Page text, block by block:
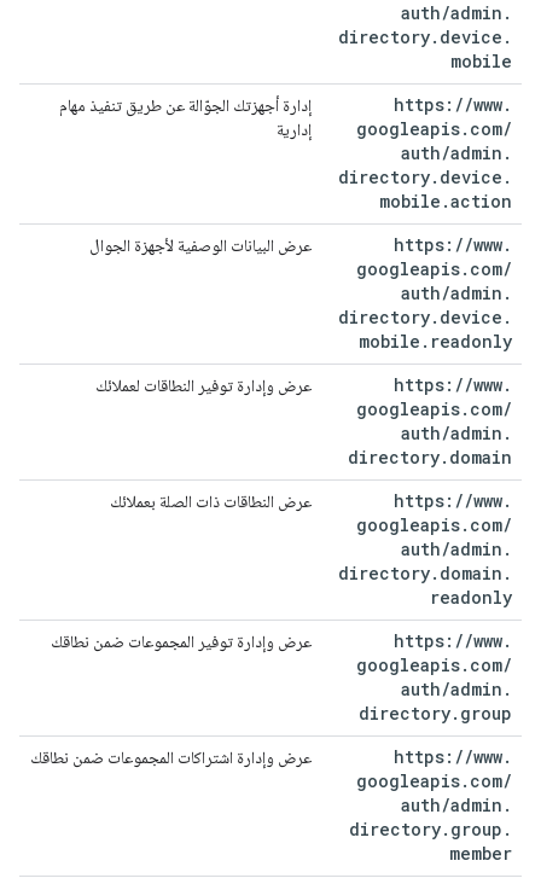
auth/admin .
directory. device .
mobile
https: //www.
googleapis. com/
auth/admin .
directory. device .
mobile .action
إدارة أجهزتك الجوّالة عن طريق تنفيذ مهام
إدارية
https: //www.
googleapis. com/
auth/admin .
directory. device .
mobile . readonly
عرض البيانات الوصفية لأجهزة الجوال
https: //www.
googleapis. com/
auth/admin .
directory. domain
عرض وإدارة توفير النطاقات لعملائك
https: //www.
googleapis. com/
auth/admin .
directory. domain .
readonly
عرض النطاقات ذات الصلة بعملائك
https: //www.
googleapis. com/
auth/admin .
directory. group
عرض وإدارة توفير المجموعات ضمن نطاقك
https: //www.
googleapis. com/
auth/admin .
directory. group .
member
عرض وإدارة اشتراكات المجموعات ضمن نطاقك